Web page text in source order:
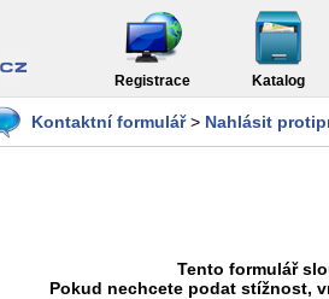
Registrace Katalog
Kontaktní formulář> Nahlásit
Tento formulář
Pokud nechcete podat stížnost,